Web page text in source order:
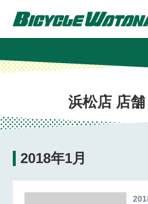
FAQ
浜松店 店
2018年1月